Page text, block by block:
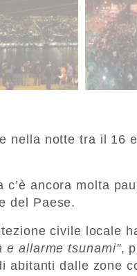
nella notte tra il 16
ancora molta
del Paese.
civile locale
allarme tsunami”,
abitanti dalle zone